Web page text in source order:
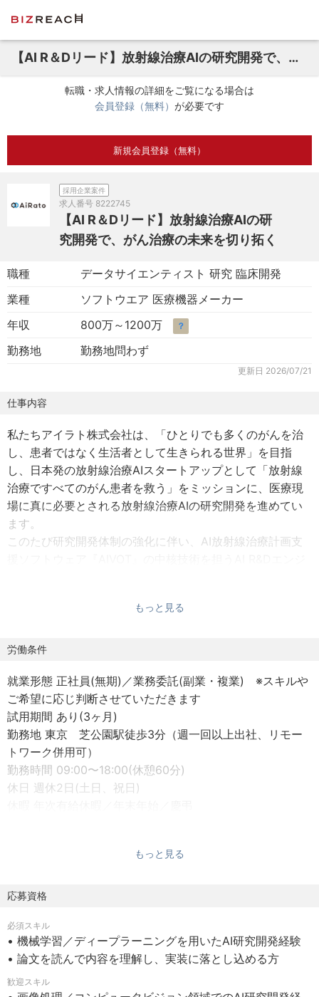
【AI R＆Dリード】放射線治療AIの研究開発で、がん治療の未来を切り拓く
転職・求人情報の詳細をご覧になる場合は
会員登録（無料） が必要です
新規会員登録（無料）
採用企業案件
求人番号 8222745
【AI R＆Dリード】放射線治療AIの研
究開発で、がん治療の未来を切り拓く
職種
データサイエンティスト 研究 臨床開発
業種
ソフトウエア 医療機器メーカー
年収
800万～1200万 ？
勤務地 勤務地問わず
更新日 2026/07/21
仕事内容
私たちアイラト株式会社は、「ひとりでも多くのがんを治
し、患者ではなく生活者として生きられる世界」を目指
し、日本発の放射線治療AIスタートアップとして「放射線
治療ですべてのがん患者を救う」をミッションに、医療現
場に真に必要とされる放射線治療AIの研究開発を進めてい
ます。
このたび研究開発体制の強化に伴い、AI放射線治療計画支
発」フェーズを担うポジションです。最新の論文サーベイ
域のアルゴリズムを医療現場の課題に落とし込み、PoC〜
〈業務詳細〉
• 放射線治療領域における研究テーマの企画・推進(論文調
査、技術選定、実験設計)
• 医用画像における腫瘍検出・セグメンテーションAIの研
究開発
• 画像生成技術を応用した放射線線量分布予測AIの研究開
• 研究成果の論文・学会発表、特許出願
基本的にはフルリモートワークで、週1回の進捗共有ミーテ
ィングを実施しています。その他、必要に応じて各チーム
でミーティングを行いながら、各自で研究開発を進めてい
ただきます。
もっと見る
労働条件
就業形態 正社員(無期)／業務委託(副業・複業) ※スキルや
ご希望に応じ判断させていただきます
試用期間 あり(3ヶ月)
勤務地 東京 芝公園駅徒歩3分（週一回以上出社、リモー
トワーク併用可）
勤務時間 09:00〜18:00(休憩60分)
休日 週休2日(土日、祝日)
もっと見る
応募資格
必須スキル
• 機械学習／ディープラーニングを用いたAI研究開発経験
• 論文を読んで内容を理解し、実装に落とし込める方
歓迎スキル